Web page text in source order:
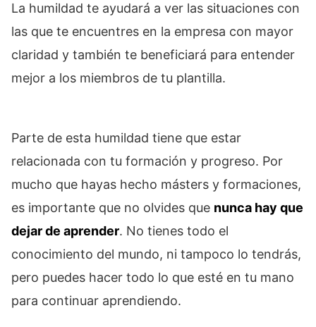
La humildad te ayudará a ver las situaciones con
las que te encuentres en la empresa con mayor
claridad y también te beneficiará para entender
mejor a los miembros de tu plantilla.
Parte de esta humildad tiene que estar
relacionada con tu formación y progreso. Por
mucho que hayas hecho másters y formaciones,
es importante que no olvides que nunca hay que
dejar de aprender. No tienes todo el
conocimiento del mundo, ni tampoco lo tendrás,
pero puedes hacer todo lo que esté en tu mano
para continuar aprendiendo.